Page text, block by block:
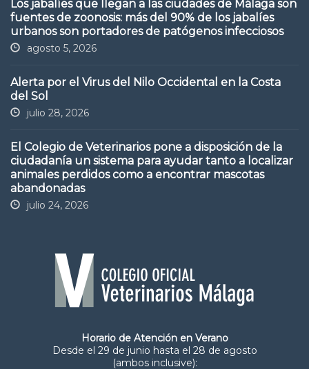
Los jabalíes que llegan a las ciudades de Málaga son
fuentes de zoonosis: más del 90% de los jabalíes
urbanos son portadores de patógenos infecciosos
agosto 5, 2026
Alerta por el Virus del Nilo Occidental en la Costa
del Sol
julio 28, 2026
El Colegio de Veterinarios pone a disposición de la
ciudadanía un sistema para ayudar tanto a localizar
animales perdidos como a encontrar mascotas
abandonadas
julio 24, 2026
Horario de Atención en Verano
Desde el 29 de junio hasta el 28 de agosto
(ambos inclusive):